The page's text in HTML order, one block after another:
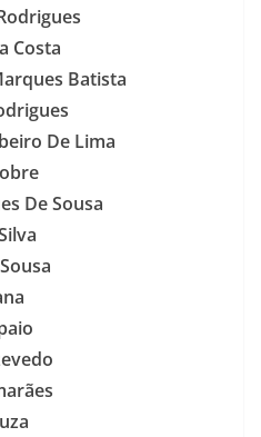
Costa
Batista
De Lima
De Sousa